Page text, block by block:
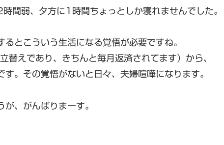
間弱、夕方に1時間ちょっとしか寝れませんでした。
とこういう生活になる覚悟が必要ですね。
替えであり、きちんと毎月返済されてます）から、
。その覚悟がないと日々、夫婦喧嘩になります。
、がんばりまーす。